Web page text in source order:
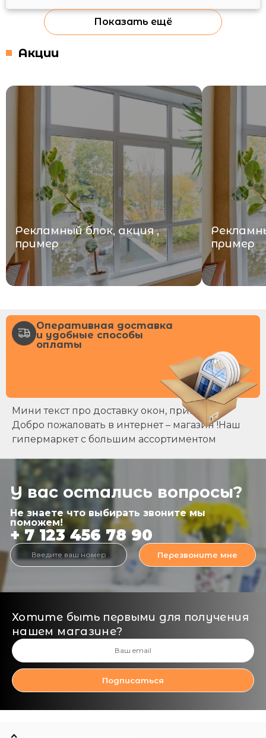
Показать ещё
Акции
Рекламный блок, акция ,
пример
пример
Оперативная доставка
и удобные способы
оплаты
Мини текст про доставку окон, примерно
Добро пожаловать в интернет – магазин !Наш
гипермаркет с большим ассортиментом
У вас остались вопросы?
Не знаете что выбирать звоните мы
поможем!
+ 7 123 456 78 90
Перезвоните мне
Хотите быть первыми для получения
нашем магазине?
Подписаться